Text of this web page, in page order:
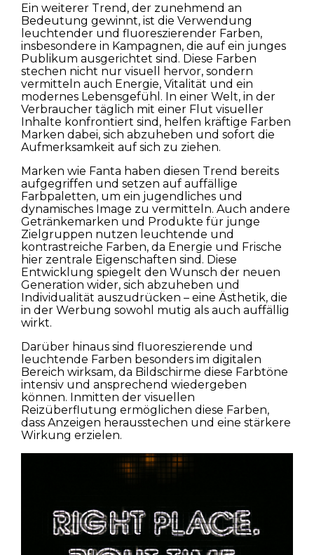
Ein weiterer Trend, der zunehmend an
Bedeutung gewinnt, ist die Verwendung
leuchtender und fluoreszierender Farben,
insbesondere in Kampagnen, die auf ein junges
Publikum ausgerichtet sind. Diese Farben
stechen nicht nur visuell hervor, sondern
vermitteln auch Energie, Vitalität und ein
modernes Lebensgefühl. In einer Welt, in der
Verbraucher täglich mit einer Flut visueller
Inhalte konfrontiert sind, helfen kräftige Farben
Marken dabei, sich abzuheben und sofort die
Aufmerksamkeit auf sich zu ziehen.
Marken wie Fanta haben diesen Trend bereits
aufgegriffen und setzen auf auffällige
Farbpaletten, um ein jugendliches und
dynamisches Image zu vermitteln. Auch andere
Getränkemarken und Produkte für junge
Zielgruppen nutzen leuchtende und
kontrastreiche Farben, da Energie und Frische
hier zentrale Eigenschaften sind. Diese
Entwicklung spiegelt den Wunsch der neuen
Generation wider, sich abzuheben und
Individualität auszudrücken – eine Ästhetik, die
in der Werbung sowohl mutig als auch auffällig
wirkt.
Darüber hinaus sind fluoreszierende und
leuchtende Farben besonders im digitalen
Bereich wirksam, da Bildschirme diese Farbtöne
intensiv und ansprechend wiedergeben
können. Inmitten der visuellen
Reizüberflutung ermöglichen diese Farben,
dass Anzeigen herausstechen und eine stärkere
Wirkung erzielen.